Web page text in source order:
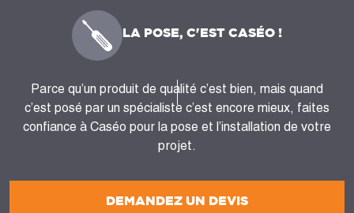
DEMANDEZ UN DEVIS
LA POSE, C'EST CASÉO !
Parce qu’un produit de qualité c’est bien, mais quand
c’est posé par un spécialiste c’est encore mieux, faites
confiance à Caséo pour la pose et l’installation de votre
projet.